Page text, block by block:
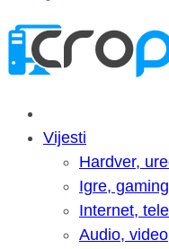
Vijesti
Hardver,
Igre,
Internet,
Audio,